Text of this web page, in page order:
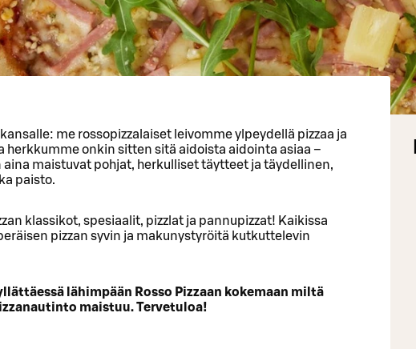
me rossopizzalaiset leivomme ylpeydellä pizzaa ja
herkkumme onkin sitten sitä aidoista aidointa asiaa –
aina maistuvat pohjat, herkulliset täytteet ja täydellinen,
paisto.
klassikot, spesiaalit, pizzlat ja pannupizzat! Kaikissa
pizzan syvin ja makunystyröitä kutkuttelevin
lähimpään Rosso Pizzaan kokemaan miltä
maistuu. Tervetuloa!